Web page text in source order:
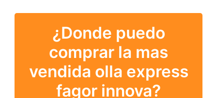
¿Donde puedo
comprar la mas
vendida olla express
fagor innova?